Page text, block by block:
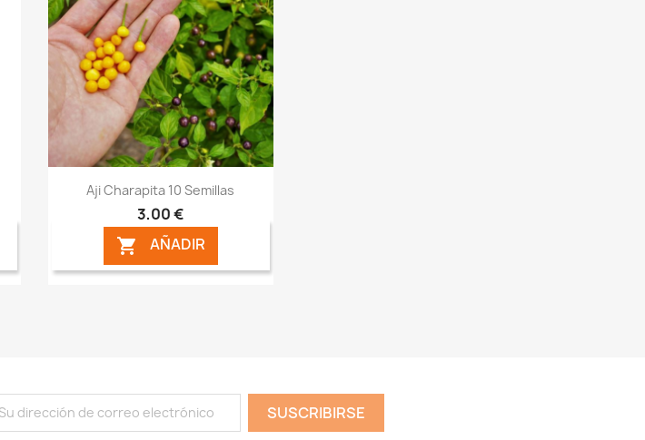
Vista rápida
Aji Charapita 10 Semillas
3,00 €
 AÑADIR